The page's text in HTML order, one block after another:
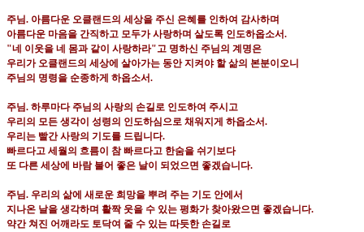
주님. 아름다운 오클랜드의 세상을 주신 은혜를 인하여 감사하며
아름다운 마음을 간직하고 모두가 사랑하며 살도록 인도하옵소서.
"네 이웃을 네 몸과 같이 사랑하라"고 명하신 주님의 계명은
우리가 오클랜드의 세상에 살아가는 동안 지켜야 할 삶의 본분이오니
주님의 명령을 순종하게 하옵소서.
주님. 하루마다 주님의 사랑의 손길로 인도하여 주시고
우리의 모든 생각이 성령의 인도하심으로 채워지게 하옵소서.
우리는 빨간 사랑의 기도를 드립니다.
빠르다고 세월의 흐름이 참 빠르다고 한숨을 쉬기보다
또 다른 세상에 바람 불어 좋은 날이 되었으면 좋겠습니다.
주님. 우리의 삶에 새로운 희망을 뿌려 주는 기도 안에서
지나온 날을 생각하며 활짝 웃을 수 있는 평화가 찾아왔으면 좋겠습니다.
약간 쳐진 어깨라도 토닥여 줄 수 있는 따듯한 손길로